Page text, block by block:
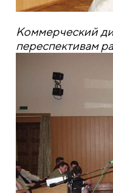
Коммерческий
переспективам